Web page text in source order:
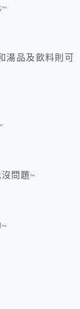
湯品及飲料則可
問題~